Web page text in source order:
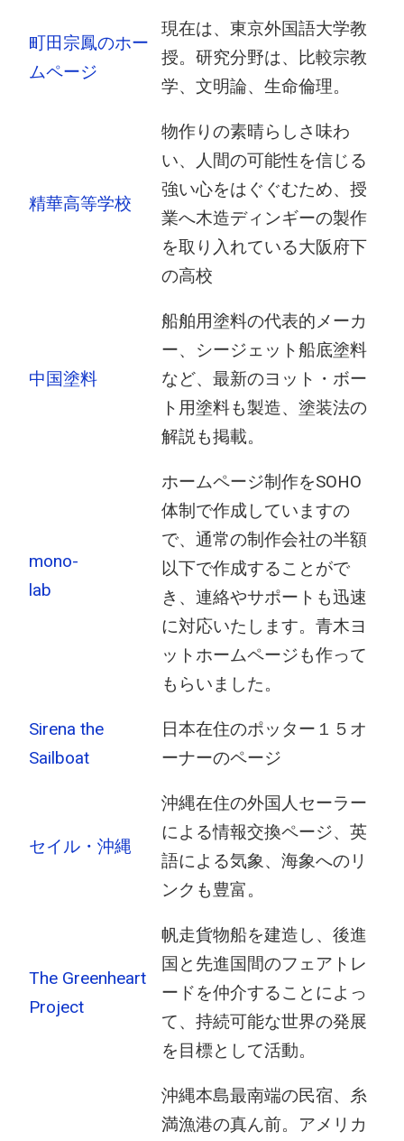
町田宗鳳のホー
ムページ
現在は、東京外国語大学教
授。研究分野は、比較宗教
学、文明論、生命倫理。
精華高等学校
物作りの素晴らしさ味わ
い、人間の可能性を信じる
強い心をはぐぐむため、授
業へ木造ディンギーの製作
を取り入れている大阪府下
の高校
中国塗料
船舶用塗料の代表的メーカ
ー、シージェット船底塗料
など、最新のヨット・ボー
ト用塗料も製造、塗装法の
解説も掲載。
mono-
lab
ホームページ制作をSOHO
体制で作成していますの
で、通常の制作会社の半額
以下で作成することがで
き、連絡やサポートも迅速
に対応いたします。青木ヨ
ットホームページも作って
もらいました。
Sirena the
Sailboat
日本在住のポッター１５オ
ーナーのページ
セイル・沖縄
沖縄在住の外国人セーラー
による情報交換ページ、英
語による気象、海象へのリ
ンクも豊富。
The Greenheart
Project
帆走貨物船を建造し、後進
国と先進国間のフェアトレ
ードを仲介することによっ
て、持続可能な世界の発展
を目標として活動。
沖縄本島最南端の民宿、糸
満漁港の真ん前。アメリカ